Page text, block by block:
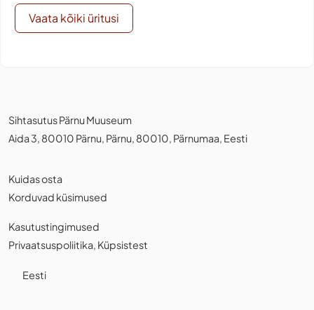
Vaata kõiki üritusi
Sihtasutus Pärnu Muuseum
Aida 3, 80010 Pärnu, Pärnu, 80010, Pärnumaa, Eesti
Kuidas osta
Korduvad küsimused
Kasutustingimused
Privaatsuspoliitika, Küpsistest
Eesti